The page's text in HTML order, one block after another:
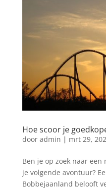
Hoe scoor je
door admin | mrt 29,
Ben je op zoek naar
je volgende avontuur?
Bobbejaanland belooft